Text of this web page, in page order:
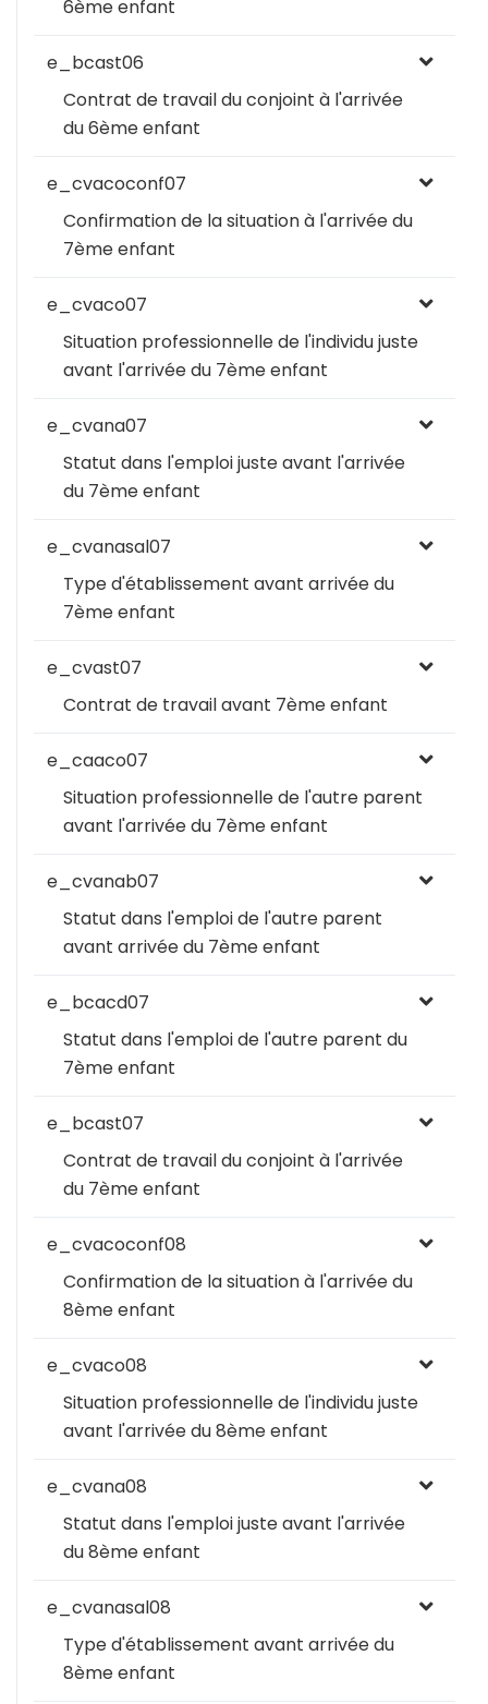
6ème enfant
e_bcast06
Contrat de travail du conjoint à l'arrivée
du 6ème enfant
e_cvacoconf07
Confirmation de la situation à l'arrivée du
7ème enfant
e_cvaco07
Situation professionnelle de l'individu juste
avant l'arrivée du 7ème enfant
e_cvana07
Statut dans l'emploi juste avant l'arrivée
du 7ème enfant
e_cvanasal07
Type d'établissement avant arrivée du
7ème enfant
e_cvast07
Contrat de travail avant 7ème enfant
e_caaco07
Situation professionnelle de l'autre parent
avant l'arrivée du 7ème enfant
e_cvanab07
Statut dans l'emploi de l'autre parent
avant arrivée du 7ème enfant
e_bcacd07
Statut dans l'emploi de l'autre parent du
7ème enfant
e_bcast07
Contrat de travail du conjoint à l'arrivée
du 7ème enfant
e_cvacoconf08
Confirmation de la situation à l'arrivée du
8ème enfant
e_cvaco08
Situation professionnelle de l'individu juste
avant l'arrivée du 8ème enfant
e_cvana08
Statut dans l'emploi juste avant l'arrivée
du 8ème enfant
e_cvanasal08
Type d'établissement avant arrivée du
8ème enfant